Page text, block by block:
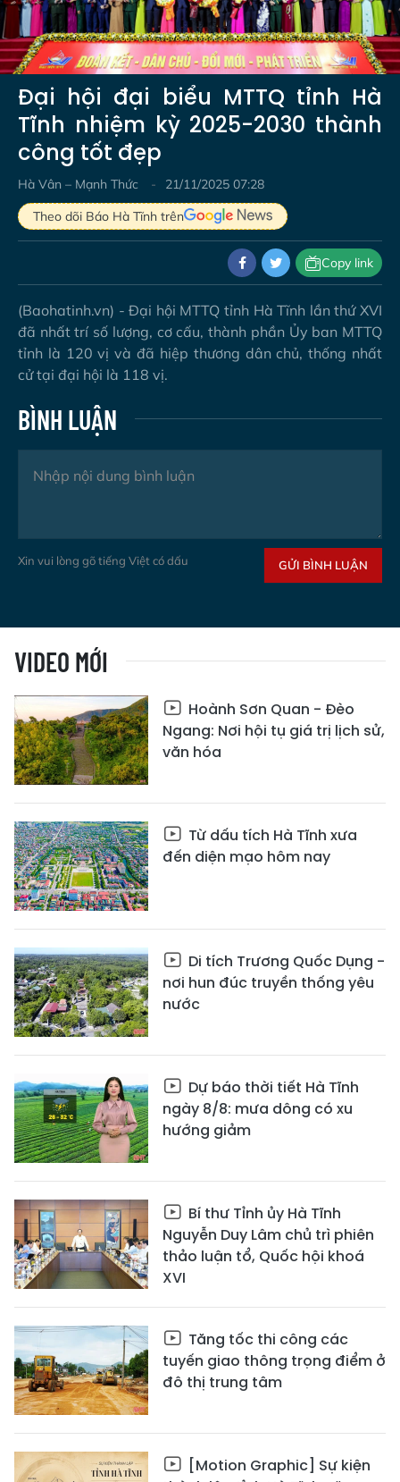
Video
Đại hội đại biểu MTTQ tỉnh Hà
Tĩnh nhiệm kỳ 2025-2030 thành
công tốt đẹp
Hà Vân – Mạnh Thức
21/11/2025 07:28
Theo dõi Báo Hà Tĩnh trên
Copy link
(Baohatinh.vn) - Đại hội MTTQ tỉnh Hà Tĩnh lần thứ XVI
đã nhất trí số lư­ợng, cơ cấu, thành phần Ủy ban MTTQ
tỉnh là 120 vị và đã hiệp thư­ơng dân chủ, thống nhất
cử tại đại hội là 118 vị.
BÌNH LUẬN
Xin vui lòng gõ tiếng Việt có dấu GỬI BÌNH LUẬN
VIDEO MỚI
Hoành Sơn Quan - Đèo
Ngang: Nơi hội tụ giá trị lịch sử,
văn hóa
Từ dấu tích Hà Tĩnh xưa
đến diện mạo hôm nay
Di tích Trương Quốc Dụng -
nơi hun đúc truyền thống yêu
nước
Dự báo thời tiết Hà Tĩnh
ngày 8/8: mưa dông có xu
hướng giảm
Bí thư Tỉnh ủy Hà Tĩnh
Nguyễn Duy Lâm chủ trì phiên
thảo luận tổ, Quốc hội khoá
XVI
Tăng tốc thi công các
tuyến giao thông trọng điểm ở
đô thị trung tâm
[Motion Graphic] Sự kiện